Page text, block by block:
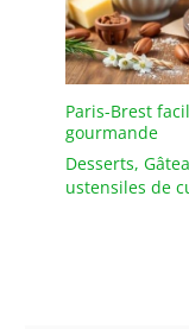
Paris-Brest
gourmande
Desserts,
ustensiles de